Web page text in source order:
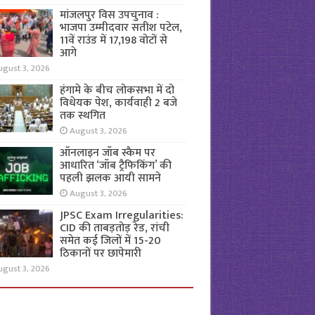
मांजलपुर विस उपचुनाव :
भाजपा उम्मीदवार सतीश पटेल,
11वें राउंड में 17,198 वोटों से
आगे
3, 2026
हंगामे के बीच लोकसभा में दो
विधेयक पेश, कार्यवाही 2 बजे
तक स्थगित
August 3, 2026
ऑनलाइन जॉब स्कैम पर
आधारित ‘जॉब ट्रैफिकिंग’ की
पहली झलक आयी सामने
August 3, 2026
JPSC Exam Irregularities:
CID की ताबड़तोड़ रेड, रांची
समेत कई जिलों में 15-20
ठिकानों पर छापेमारी
3, 2026